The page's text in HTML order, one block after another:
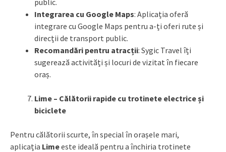
Integrarea cu Google Maps: Aplicația oferă
integrare cu Google Maps pentru a-ți oferi rute și
direcții de transport public.
Recomandări pentru atracții: Sygic Travel îți
sugerează activități și locuri de vizitat în fiecare
oraș.
Lime – Călătorii rapide cu trotinete electrice și
biciclete
Pentru călătorii scurte, în special în orașele mari,
aplicația Limeeste ideală pentru a închiria trotinete